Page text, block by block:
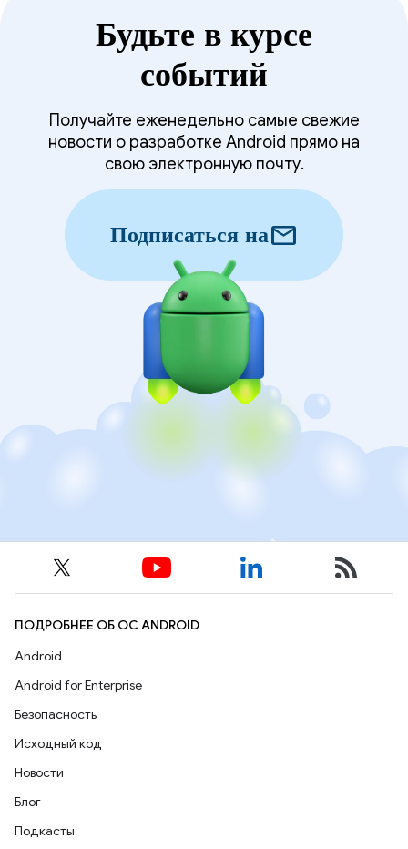
Будьте в курсе
событий
Получайте еженедельно самые свежие
новости о разработке Android прямо на
свою электронную почту.
Подписаться наmail
ПОДРОБНЕЕ ОБ ОС ANDROID
Android
Android for Enterprise
Безопасность
Исходный код
Новости
Блог
Подкасты